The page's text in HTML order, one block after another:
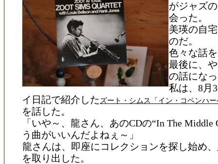
がジャズ
会った。
美瑛の自
のだ。
色々な話
最後に、
の話にな
私は、8月
イ日記で紹介した ズート・シムス「イン・コペンハ
を話した。
「いや～、龍さん、あのCDの“In The Middle
う曲がいいんだよねぇ～」
龍さんは、即座にコレクションを探し始め、
を取り出した。